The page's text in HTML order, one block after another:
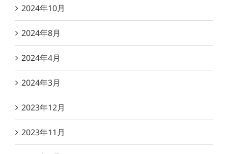
2024年10月
2024年8月
2024年4月
2024年3月
2023年12月
2023年11月